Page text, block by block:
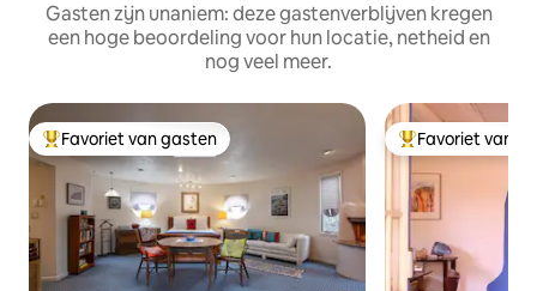
Gasten zijn unaniem: deze gastenverblijven kregen
een hoge beoordeling voor hun locatie, netheid en
nog veel meer.
Topfavoriet van gasten
Favoriet van gasten Topfavoriet van
Favoriet van